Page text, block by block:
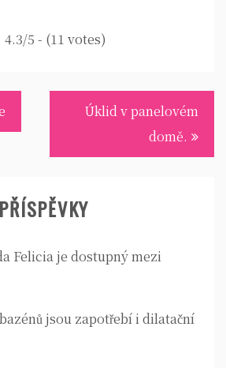
4.3/5 - (11 votes)
Úklid v panelovém
domě.
Felicia je dostupný mezi
jsou zapotřebí i dilatační